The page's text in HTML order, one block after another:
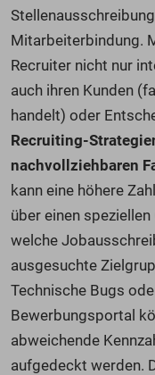
Mitarbeiterbindung.
Recruiter nicht nur
auch ihren Kunden
handelt) oder
Recruiting-
nachvollziehbaren
kann eine höhere
über einen
welche
ausgesuchte
Technische Bugs
Bewerbungsportal
abweichende
aufgedeckt werden.